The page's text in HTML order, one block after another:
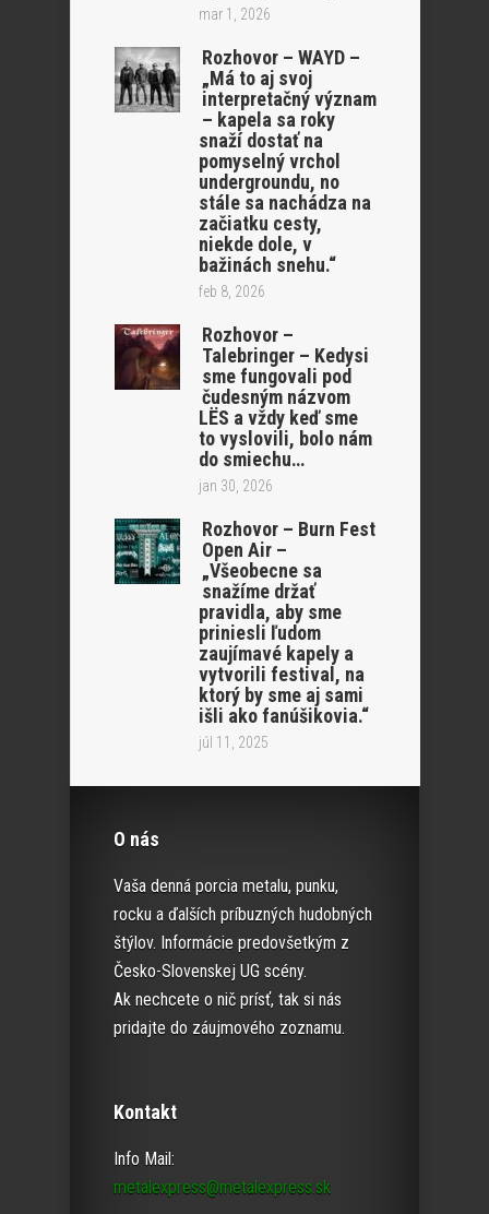
mar 1, 2026
Rozhovor – WAYD –
„Má to aj svoj
interpretačný význam
– kapela sa roky
snaží dostať na
pomyselný vrchol
undergroundu, no
stále sa nachádza na
začiatku cesty,
niekde dole, v
bažinách snehu.“
feb 8, 2026
Rozhovor –
Talebringer – Kedysi
sme fungovali pod
čudesným názvom
LËS a vždy keď sme
to vyslovili, bolo nám
do smiechu…
jan 30, 2026
Rozhovor – Burn Fest
Open Air –
„Všeobecne sa
snažíme držať
pravidla, aby sme
priniesli ľudom
zaujímavé kapely a
vytvorili festival, na
ktorý by sme aj sami
išli ako fanúšikovia.“
júl 11, 2025
O nás
Vaša denná porcia metalu, punku,
rocku a ďalších príbuzných hudobných
štýlov. Informácie predovšetkým z
Česko-Slovenskej UG scény.
Ak nechcete o nič prísť, tak si nás
pridajte do záujmového zoznamu.
Kontakt
Info Mail:
metalexpress@metalexpress.sk